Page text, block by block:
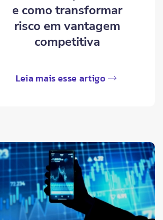
e como transformar
risco em vantagem
competitiva
Leia mais esse artigo